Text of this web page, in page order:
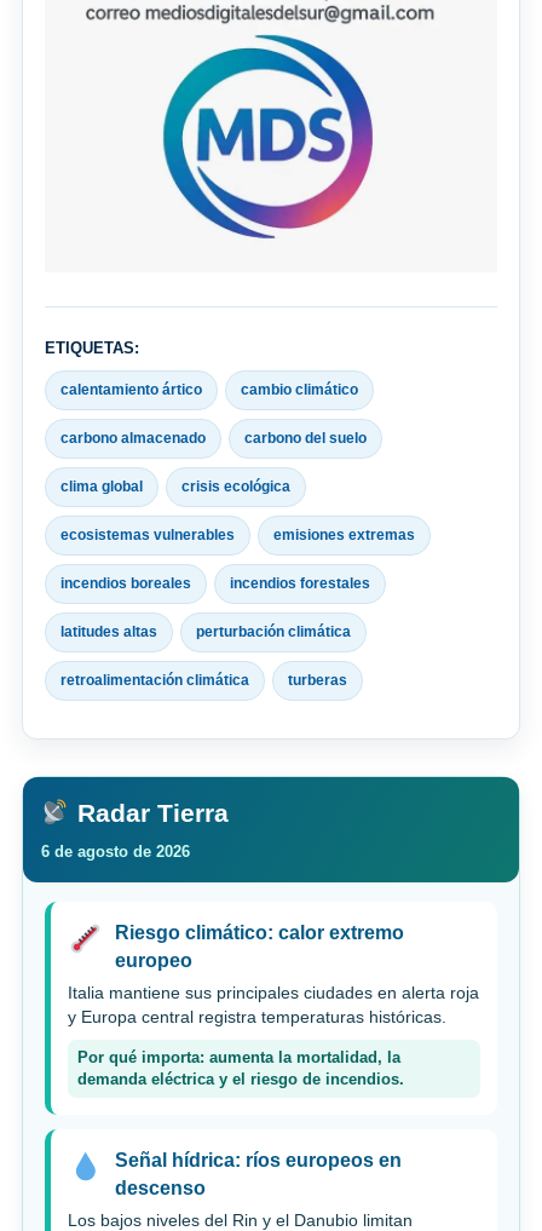
ETIQUETAS:
calentamiento ártico cambio climático
carbono almacenado carbono del suelo
clima global crisis ecológica
ecosistemas vulnerables emisiones extremas
incendios boreales incendios forestales
latitudes altas perturbación climática
retroalimentación climática turberas
Radar Tierra
6 de agosto de 2026
Riesgo climático: calor extremo
europeo
Italia mantiene sus principales ciudades en alerta roja
y Europa central registra temperaturas históricas.
Por qué importa: aumenta la mortalidad, la
demanda eléctrica y el riesgo de incendios.
Señal hídrica: ríos europeos en
descenso
Los bajos niveles del Rin y el Danubio limitan